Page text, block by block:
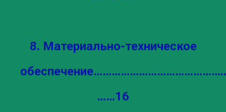
8. Материально-техническое
обеспечение……………………………………..
……16